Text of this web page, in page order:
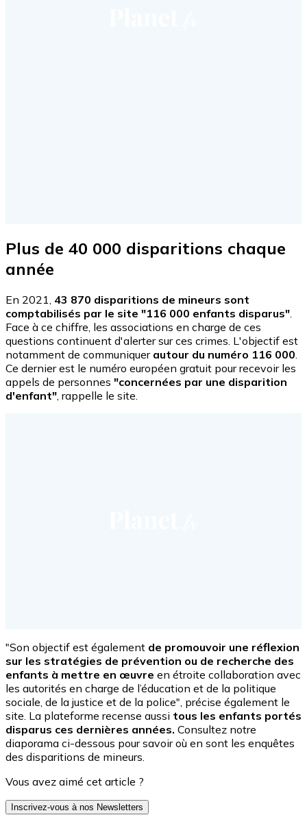
Plus de 40 000 disparitions chaque
année
En 2021, 43 870 disparitions de mineurs sont
comptabilisés par le site "116 000 enfants disparus"
Face à ce chiffre, les associations en charge de ces
questions continuent d'alerter sur ces crimes. L'objectif est
notamment de communiquerautour du numéro 116 000
Ce dernier est le numéro européen gratuit pour recevoir les
appels de personnes "concernées par une disparition
d'enfant" , rappelle le site.
"Son objectif est également de promouvoir une réflexion
sur les stratégies de prévention ou de recherche des
enfants à mettre en œuvre en étroite collaboration avec
les autorités en charge de l’éducation et de la politique
sociale, de la justice et de la police", précise également le
site. La plateforme recense aussi tous les enfants portés
disparus ces dernières années. Consultez notre
diaporama ci-dessous pour savoir où en sont les enquêtes
des disparitions de mineurs.
Vous avez aimé cet article ?
Inscrivez-vous à nos Newsletters